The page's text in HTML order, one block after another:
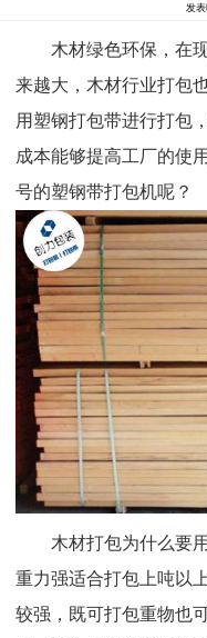
发
木材绿色环保，在
来越大，木材行业打包
用塑钢打包带进行打包
成本能够提高工厂的使
号的塑钢带打包机呢？
木材打包为什么要
重力强适合打包上吨以
较强，既可打包重物也